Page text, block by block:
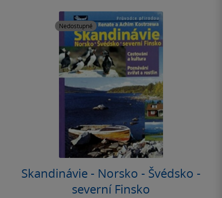
Nedostupné
Skandinávie - Norsko - Švédsko -
severní Finsko